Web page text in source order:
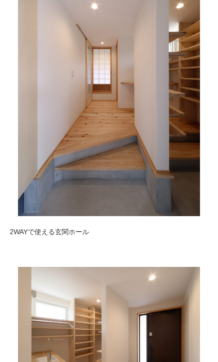
2WAYで使える玄関ホール